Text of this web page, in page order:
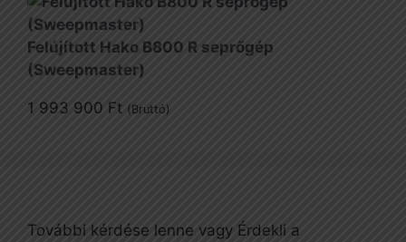
Felújított Hako B800 R seprőgép
(Sweepmaster)
1 993 900 Ft (Bruttó)
További kérdése lenne vagy Érdekli a